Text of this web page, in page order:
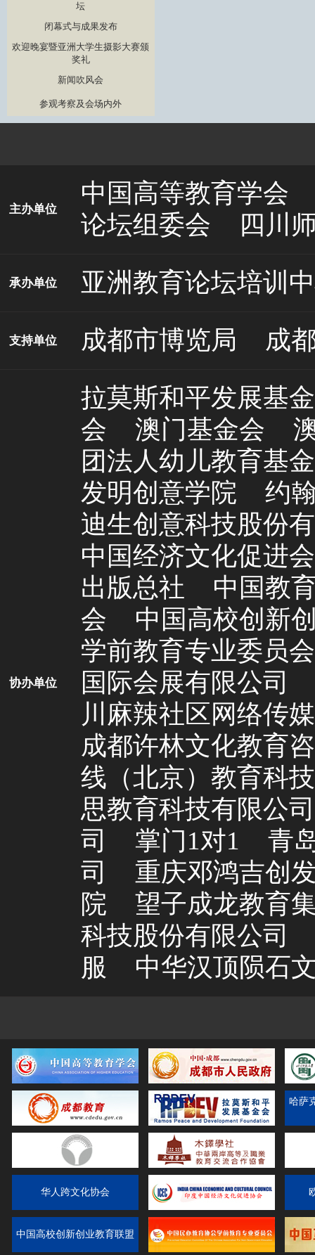
坛
闭幕式与成果发布
欢迎晚宴暨亚洲大学生摄影大赛颁
奖礼
新闻吹风会
参观考察及会场内外
主办单位
中国高等教育学会
论坛组委会
四川
承办单位 亚洲教育论坛培训
支持单位 成都市博览局 成
协办单位
拉莫斯和平发展基
会
澳门基金会
团法人幼儿教育基
发明创意学院
约
迪生创意科技股份
中国经济文化促进会
出版总社
中国教
会
中国高校创新
学前教育专业委员会
国际会展有限公司
川麻辣社区网络传
成都许林文化教育
线（北京）教育科
思教育科技有限公司
司
掌门1对1
青
司
重庆邓鸿吉创
院
望子成龙教育
科技股份有限公司
服
中华汉顶陨石
哈萨
华人跨文化协会
中国高校创新创业教育联盟